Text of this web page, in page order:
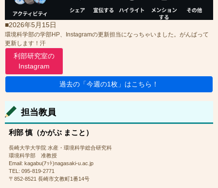
■2026年5月15日
環境科学部の学部HP、Instagramの更新担当になっちゃいました。がんばって
更新します！汗
利部研究室の
Instagram
過去の「今週の1枚」はこちら！
担当教員
利部 慎（かがぶ まこと）
長崎大学大学院 水産・環境科学総合研究科
環境科学部 准教授
Email: kagabu(ｱｯﾄ)nagasaki-u.ac.jp
TEL: 095-819-2771
〒852-8521 長崎市文教町1番14号